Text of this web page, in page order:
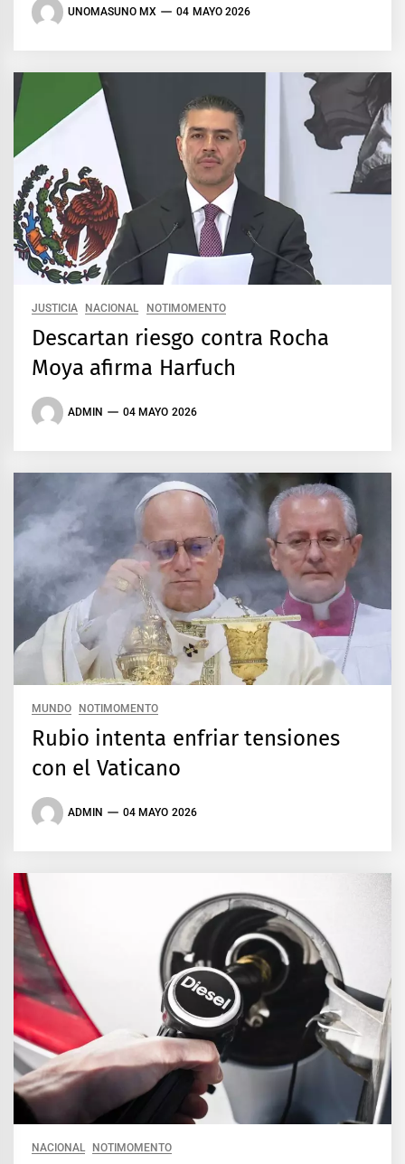
UNOMASUNO MX 04 MAYO 2026
JUSTICIA NACIONAL NOTIMOMENTO
Descartan riesgo contra Rocha
Moya afirma Harfuch
ADMIN 04 MAYO 2026
MUNDO NOTIMOMENTO
Rubio intenta enfriar tensiones
con el Vaticano
ADMIN 04 MAYO 2026
NACIONAL NOTIMOMENTO